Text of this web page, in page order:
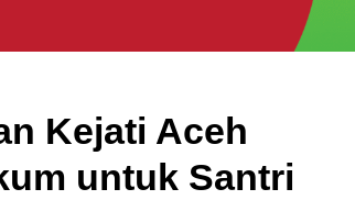
Kejati Aceh
untuk Santri